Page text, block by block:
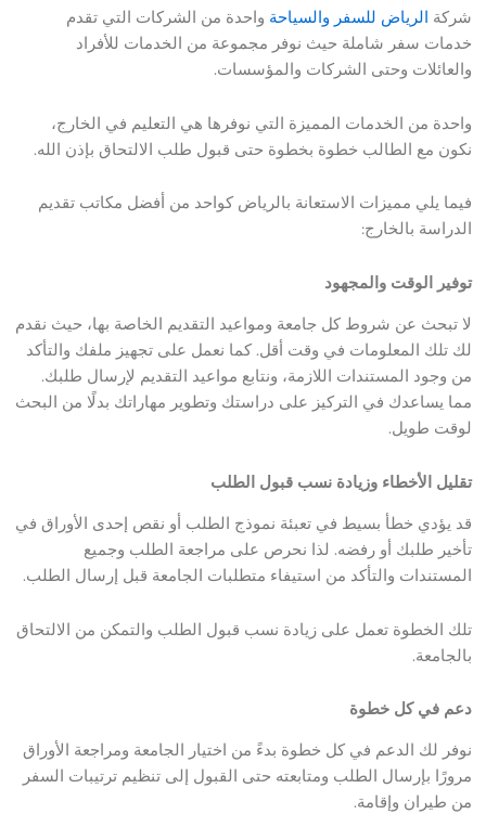
شركة الرياض للسفر والسياحة واحدة من الشركات التي تقدم
خدمات سفر شاملة حيث نوفر مجموعة من الخدمات للأفراد
والعائلات وحتى الشركات والمؤسسات.
واحدة من الخدمات المميزة التي نوفرها هي التعليم في الخارج،
نكون مع الطالب خطوة بخطوة حتى قبول طلب الالتحاق بإذن الله.
فيما يلي مميزات الاستعانة بالرياض كواحد من أفضل مكاتب تقديم
الدراسة بالخارج:
توفير الوقت والمجهود
لا تبحث عن شروط كل جامعة ومواعيد التقديم الخاصة بها، حيث نقدم
لك تلك المعلومات في وقت أقل. كما نعمل على تجهيز ملفك والتأكد
من وجود المستندات اللازمة، ونتابع مواعيد التقديم لإرسال طلبك.
مما يساعدك في التركيز على دراستك وتطوير مهاراتك بدلًا من البحث
لوقت طويل.
تقليل الأخطاء وزيادة نسب قبول الطلب
قد يؤدي خطأ بسيط في تعبئة نموذج الطلب أو نقص إحدى الأوراق في
تأخير طلبك أو رفضه. لذا نحرص على مراجعة الطلب وجميع
المستندات والتأكد من استيفاء متطلبات الجامعة قبل إرسال الطلب.
تلك الخطوة تعمل على زيادة نسب قبول الطلب والتمكن من الالتحاق
بالجامعة.
دعم في كل خطوة
نوفر لك الدعم في كل خطوة بدءً من اختيار الجامعة ومراجعة الأوراق
مرورًا بإرسال الطلب ومتابعته حتى القبول إلى تنظيم ترتيبات السفر
من طيران وإقامة.